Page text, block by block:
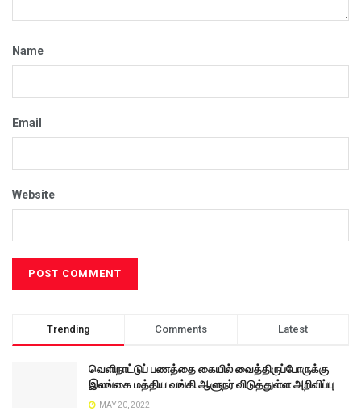
Name
Email
Website
Trending Comments Latest
வெளிநாட்டுப் பணத்தை கையில் வைத்திருப்போருக்கு
இலங்கை மத்திய வங்கி ஆளுநர் விடுத்துள்ள அறிவிப்பு
MAY 20, 2022